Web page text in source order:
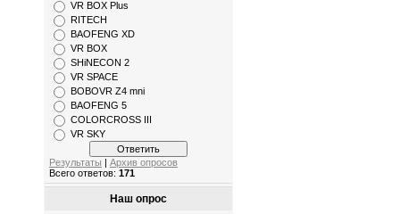
VR BOX Plus
RITECH
BAOFENG XD
VR BOX
SHiNECON 2
VR SPACE
BOBOVR Z4 mni
BAOFENG 5
COLORCROSS III
VR SKY
Результаты
Архив опросов
Всего ответов: 171
Наш опрос